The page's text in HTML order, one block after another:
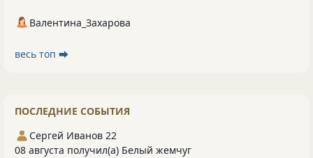
Валентина_Захарова
весь топ ⮕
ПОСЛЕДНИЕ СОБЫТИЯ
Сергей Иванов 22
08 августа получил(а) Белый жемчуг